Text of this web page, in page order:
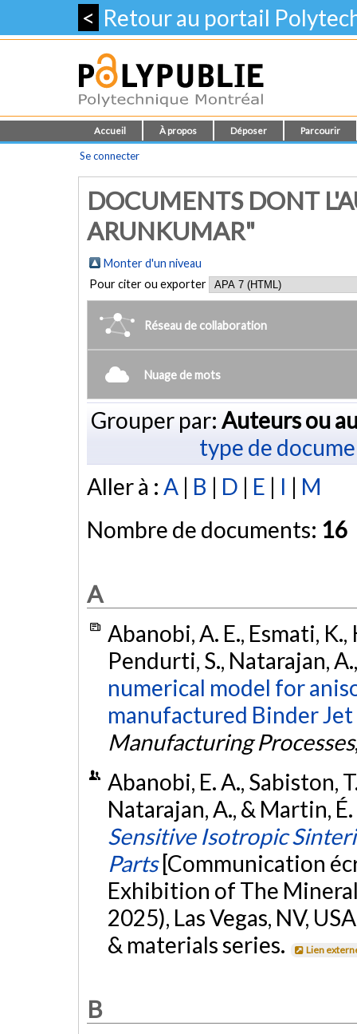
< Retour au portail
Accueil À propos Déposer Parcourir
Se connecter
DOCUMENTS DONT
ARUNKUMAR"
Monter d'un niveau
Pour citer ou exporter
Réseau de collaboration
Nuage de mots
Grouper par: Auteurs ou
type de
Aller à : A | B | D | E | I | M
Nombre de documents: 16
A
Abanobi, A. E., Esmati, K.,
Pendurti, S., Natarajan,
numerical model for
manufactured Binder
Manufacturing Processes
Abanobi, E. A., Sabiston,
Natarajan, A., & Martin,
Sensitive Isotropic
Parts [Communication
Exhibition of The
2025), Las Vegas, NV,
& materials series.
Lien
B